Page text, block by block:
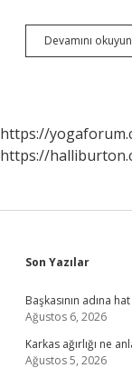
Devamını okuyun
https://
https://
Sidebar
Son Yazılar
Başkasının adına
Ağustos 6, 2026
Karkas ağırlığı ne
Ağustos 5, 2026